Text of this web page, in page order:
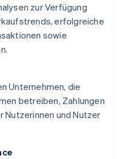
zur Verfügung
erfolgreiche
sowie
Unternehmen, die
betreiben, Zahlungen
Nutzerinnen und Nutzer